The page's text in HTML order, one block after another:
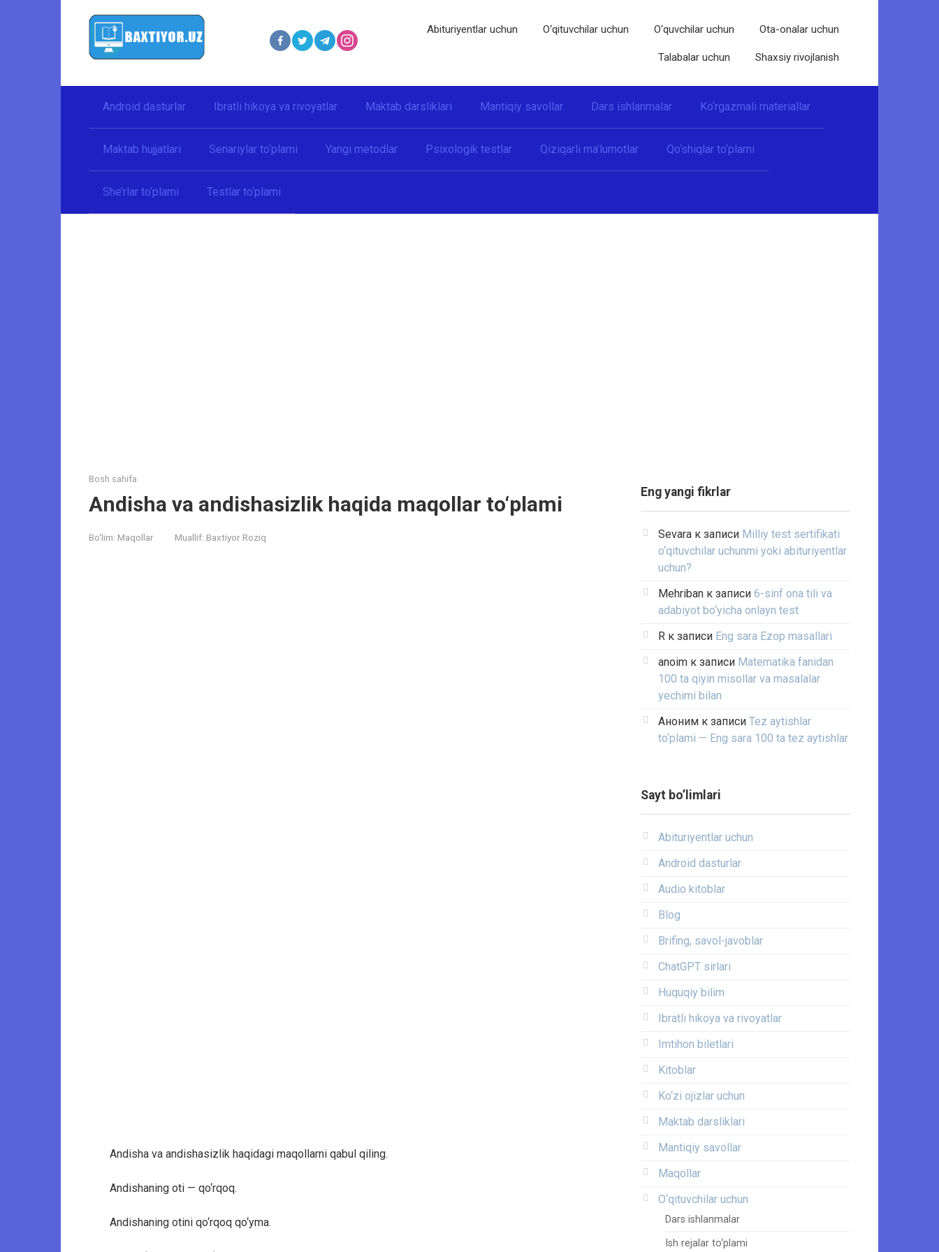
Abituriyentlar uchun O‘qituvchilar uchun O‘quvchilar uchun Ota-onalar uchun
Talabalar uchun Shaxsiy rivojlanish
Android dasturlar Ibratli hikoya va rivoyatlar Maktab darsliklari Mantiqiy savollar Dars ishlanmalar Ko‘rgazmali materiallar
Maktab hujjatlari Senariylar to‘plami Yangi metodlar Psixologik testlar Qiziqarli ma’lumotlar Qo‘shiqlar to‘plami
She’rlar to‘plami Testlar to‘plami
Bosh sahifa
Andisha va andishasizlik haqida maqollar to‘plami
Bo‘lim: Maqollar Muallif: Baxtiyor Roziq
Andisha va andishasizlik haqidagi maqollarni qabul qiling.
Andishaning oti — qo‘rqoq.
Andishaning otini qo‘rqoq qo‘yma.
Eng yangi fikrlar
Sevara к записи Milliy test sertifikati
o‘qituvchilar uchunmi yoki abituriyentlar
uchun?
Mehriban к записи 6-sinf ona tili va
adabiyot bo‘yicha onlayn test
R к записи Eng sara Ezop masallari
anoim к записи Matematika fanidan
100 ta qiyin misollar va masalalar
yechimi bilan
Аноним к записи Tez aytishlar
to‘plami — Eng sara 100 ta tez aytishlar
Sayt bo’limlari
Abituriyentlar uchun
Android dasturlar
Audio kitoblar
Blog
Brifing, savol-javoblar
ChatGPT sirlari
Huquqiy bilim
Ibratli hikoya va rivoyatlar
Imtihon biletlari
Kitoblar
Ko‘zi ojizlar uchun
Maktab darsliklari
Mantiqiy savollar
Maqollar
O‘qituvchilar uchun
Dars ishlanmalar
Ish rejalar to‘plami